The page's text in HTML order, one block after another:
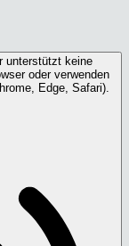
unterstützt keine
oder verwenden
Edge, Safari).